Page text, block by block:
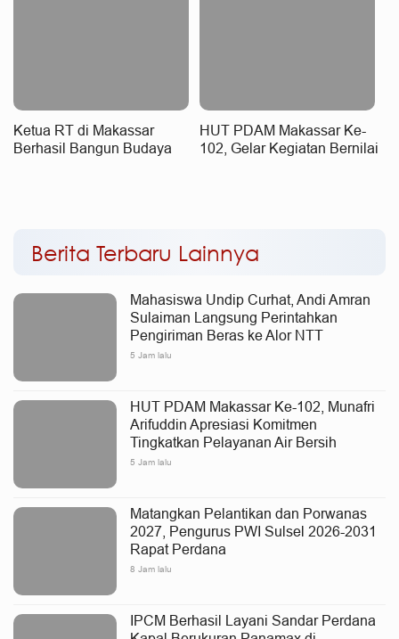
Ketua RT di Makassar
Berhasil Bangun Budaya
HUT PDAM Makassar Ke-
102, Gelar Kegiatan Bernilai
Berita Terbaru Lainnya
Mahasiswa Undip Curhat, Andi Amran
Sulaiman Langsung Perintahkan
Pengiriman Beras ke Alor NTT
5 Jam lalu
HUT PDAM Makassar Ke-102, Munafri
Arifuddin Apresiasi Komitmen
Tingkatkan Pelayanan Air Bersih
5 Jam lalu
Matangkan Pelantikan dan Porwanas
2027, Pengurus PWI Sulsel 2026-2031
Rapat Perdana
8 Jam lalu
IPCM Berhasil Layani Sandar Perdana